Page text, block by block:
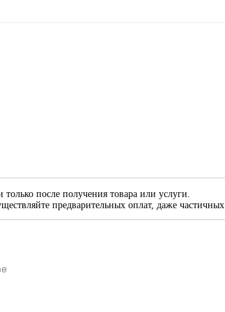
после получения товара или услуги.
предварительных оплат, даже частичных.